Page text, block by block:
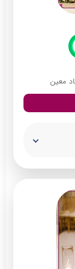
معین
محضر و سالن عقد آمون با ظرفیت 150 نفری در
برگزاری
ازدواج با
آیتم‌های
به سلیقه